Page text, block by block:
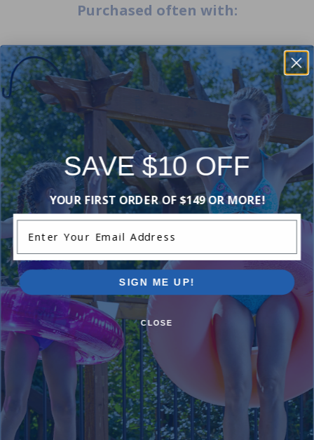
Purchased often with:
-16%
Flex-Sticks Action Dive Game
5.00 (2)
$15.99 $18.99
-17%
Flotteur de piscine en forme
requin de 72 pouces
$24.99 $29.99
Soldes et promotions en cours chez Pool
Supplies Canada
SAVE $10 OFF
YOUR FIRST ORDER OF $149 OR MORE!
SIGN ME UP!
CLOSE